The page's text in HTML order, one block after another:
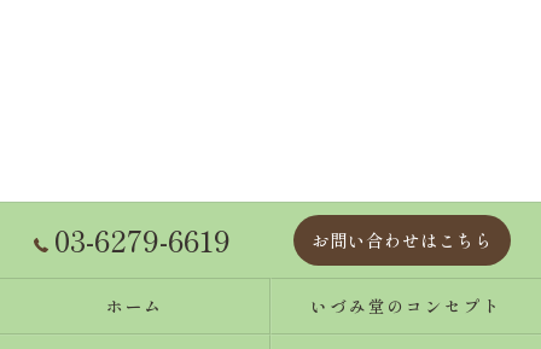
03-6279-6619 お問い合わせはこちら
ホーム いづみ堂のコンセプト